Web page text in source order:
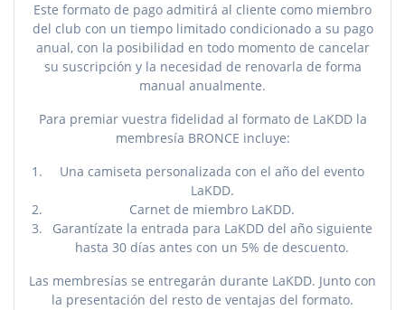
Este formato de pago admitirá al cliente como miembro
del club con un tiempo limitado condicionado a su pago
anual, con la posibilidad en todo momento de cancelar
su suscripción y la necesidad de renovarla de forma
manual anualmente.
Para premiar vuestra fidelidad al formato de LaKDD la
membresía BRONCE incluye:
Una camiseta personalizada con el año del evento
LaKDD.
Carnet de miembro LaKDD.
Garantízate la entrada para LaKDD del año siguiente
hasta 30 días antes con un 5% de descuento.
Las membresías se entregarán durante LaKDD. Junto con
la presentación del resto de ventajas del formato.